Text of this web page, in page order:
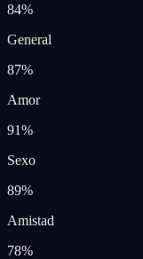
84%
General
87%
Amor
91%
Sexo
89%
Amistad
78%